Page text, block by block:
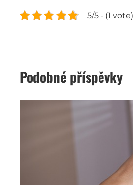
5/5 - (1 vote)
Podobné příspěvky